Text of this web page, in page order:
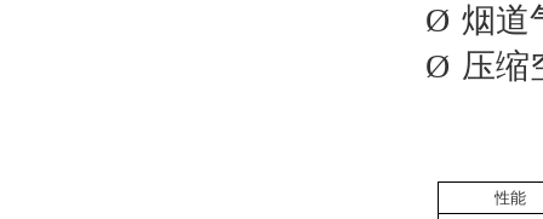
Ø 烟道
Ø 压缩
性能